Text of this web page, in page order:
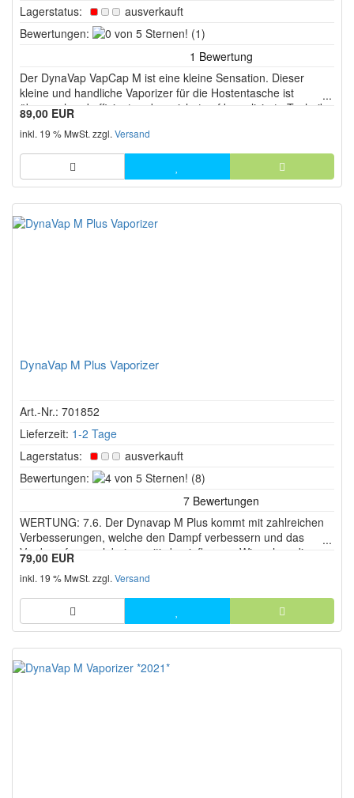
Lagerstatus:
ausverkauft
Bewertungen:
0
5
Sternen!
(1)
Der DynaVap VapCap M ist eine kleine Sensation. Dieser
kleine und handliche Vaporizer für die Hostentasche ist
überraschend effizient und verzichet auf komplizierte Technik.
89,00 EUR
inkl. 19 % MwSt. zzgl. Versand
DynaVap M Plus Vaporizer
Art.-Nr.: 701852
Lieferzeit: 1-2 Tage
Lagerstatus:
ausverkauft
Bewertungen:
4
Sternen!
(8)
WERTUNG: 7.6. Der Dynavap M Plus kommt mit zahlreichen
Verbesserungen, welche den Dampf verbessern und das
Verdampfungserlebnis positiv beeinflussen. Wie schon die
Vorgänger erfordert die zunächst simpel erscheinende
Handhabung etwas Übung und Geschick, um den für sich
selbst perfekten Dampf zu e...
79,00 EUR
inkl. 19 % MwSt. zzgl. Versand